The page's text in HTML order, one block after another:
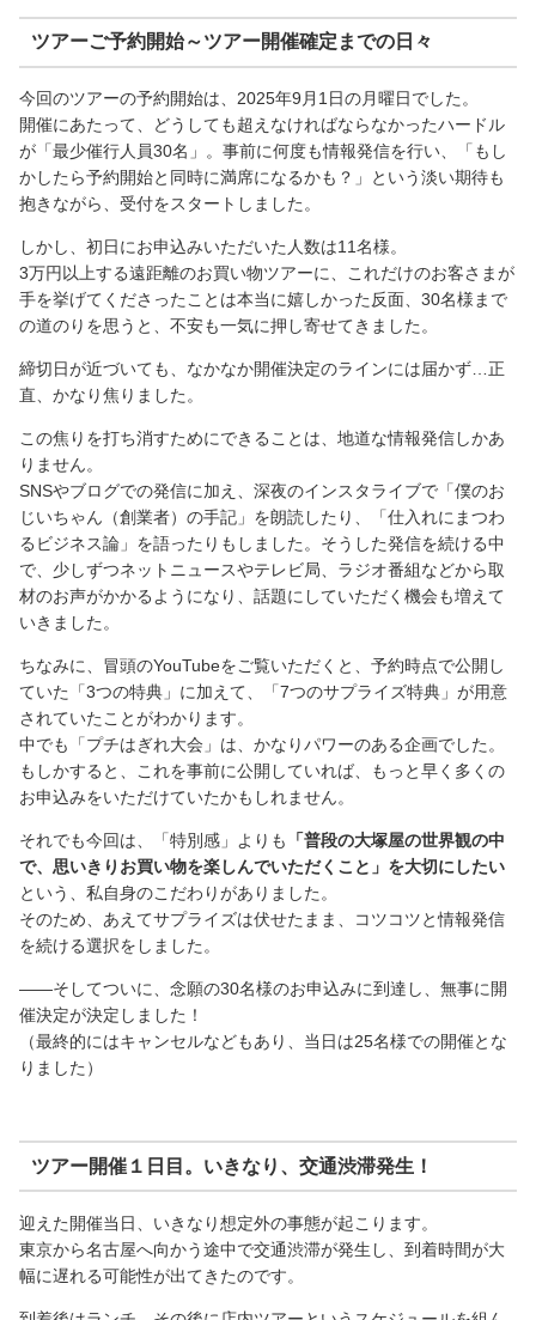
ツアーご予約開始～ツアー開催確定までの日々
今回のツアーの予約開始は、2025年9月1日の月曜日でした。
開催にあたって、どうしても超えなければならなかったハードル
が「最少催行人員30名」。事前に何度も情報発信を行い、「もし
かしたら予約開始と同時に満席になるかも？」という淡い期待も
抱きながら、受付をスタートしました。
しかし、初日にお申込みいただいた人数は11名様。
3万円以上する遠距離のお買い物ツアーに、これだけのお客さまが
手を挙げてくださったことは本当に嬉しかった反面、30名様まで
の道のりを思うと、不安も一気に押し寄せてきました。
締切日が近づいても、なかなか開催決定のラインには届かず…正
直、かなり焦りました。
この焦りを打ち消すためにできることは、地道な情報発信しかあ
りません。
SNSやブログでの発信に加え、深夜のインスタライブで「僕のお
じいちゃん（創業者）の手記」を朗読したり、「仕入れにまつわ
るビジネス論」を語ったりもしました。そうした発信を続ける中
で、少しずつネットニュースやテレビ局、ラジオ番組などから取
材のお声がかかるようになり、話題にしていただく機会も増えて
いきました。
ちなみに、冒頭のYouTubeをご覧いただくと、予約時点で公開し
ていた「3つの特典」に加えて、「7つのサプライズ特典」が用意
されていたことがわかります。
中でも「プチはぎれ大会」は、かなりパワーのある企画でした。
もしかすると、これを事前に公開していれば、もっと早く多くの
お申込みをいただけていたかもしれません。
それでも今回は、「特別感」よりも
「普段の大塚屋の世界観の中
で、思いきりお買い物を楽しんでいただくこと」を大切にしたい
という、私自身のこだわりがありました。
そのため、あえてサプライズは伏せたまま、コツコツと情報発信
を続ける選択をしました。
――そしてついに、念願の30名様のお申込みに到達し、無事に開
催決定が決定しました！
（最終的にはキャンセルなどもあり、当日は25名様での開催とな
りました）
ツアー開催１日目。いきなり、交通渋滞発生！
迎えた開催当日、いきなり想定外の事態が起こります。
東京から名古屋へ向かう途中で交通渋滞が発生し、到着時間が大
幅に遅れる可能性が出てきたのです。